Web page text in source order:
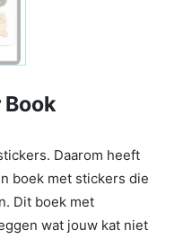
Daarom heeft
boek met stickers die
Dit boek met
wat jouw kat niet